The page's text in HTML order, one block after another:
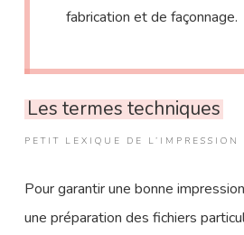
fabrication et de façonnage.
Les termes techniques
PETIT LEXIQUE DE L’IMPRESSION
Pour garantir une bonne
une préparation des fichiers